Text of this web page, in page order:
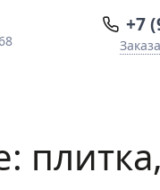
+7
плитка,